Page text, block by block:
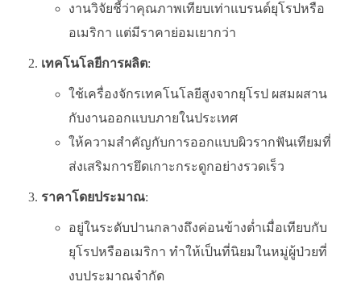
งานวิจัยชี้ว่าคุณภาพเทียบเท่าแบรนด์ยุโรปหรือ
อเมริกา แต่มีราคาย่อมเยากว่า
เทคโนโลยีการผลิต:
ใช้เครื่องจักรเทคโนโลยีสูงจากยุโรป ผสมผสาน
กับงานออกแบบภายในประเทศ
ให้ความสำคัญกับการออกแบบผิวรากฟันเทียมที่
ส่งเสริมการยึดเกาะกระดูกอย่างรวดเร็ว
ราคาโดยประมาณ:
อยู่ในระดับปานกลางถึงค่อนข้างต่ำเมื่อเทียบกับ
ยุโรปหรืออเมริกา ทำให้เป็นที่นิยมในหมู่ผู้ป่วยที่
งบประมาณจำกัด